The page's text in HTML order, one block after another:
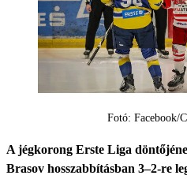
Fotó: Facebook/
A jégkorong Erste Liga
Brasov hosszabbításban 3–2-re